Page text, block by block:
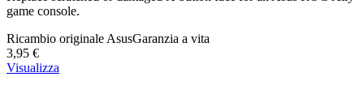
game console.
Ricambio originale AsusGaranzia a vita
3,95 €
Visualizza